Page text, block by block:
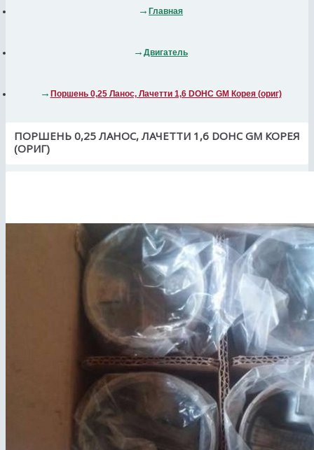
Главная
Двигатель
Поршень 0,25 Ланос, Лачетти 1,6 DOHC GM Корея (ориг)
ПОРШЕНЬ 0,25 ЛАНОС, ЛАЧЕТТИ 1,6 DOHC GM КОРЕЯ
(ОРИГ)